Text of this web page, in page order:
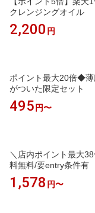
クレンジングオイル
2,200 円
ポイント最大20倍◆薄
がついた限定セット
495 円〜
＼店内ポイント最大
料無料/要entry条件有
1,578 円〜